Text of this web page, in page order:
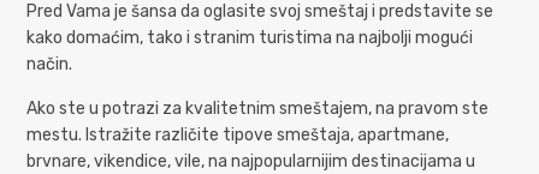
Pred Vama je šansa da oglasite svoj smeštaj i predstavite se
kako domaćim, tako i stranim turistima na najbolji mogući
način.
Ako ste u potrazi za kvalitetnim smeštajem, na pravom ste
mestu. Istražite različite tipove smeštaja, apartmane,
brvnare, vikendice, vile, na najpopularnijim destinacijama u